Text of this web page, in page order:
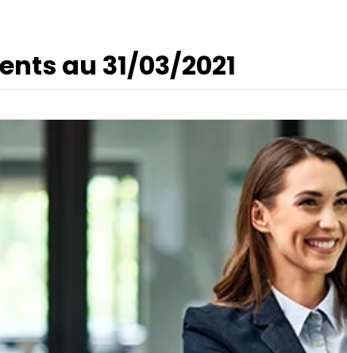
au 31/03/2021